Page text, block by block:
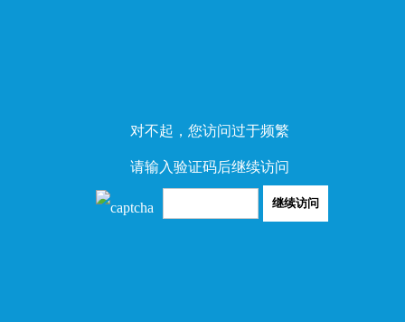
对不起，您访问过于频繁
请输入验证码后继续访问
继续访问